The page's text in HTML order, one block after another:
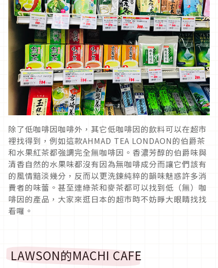
除了低咖啡因咖啡外，其它低咖啡因的飲料可以在超市
裡找得到，例如這款AHMAD TEA LONDAON的伯爵茶
和水果紅茶都強調完全無咖啡因。香濃芳醇的伯爵味與
清香自然的水果味都沒有因為無咖啡成分而讓它們該有
的風情黯淡幾分，反而以更洗鍊純粹的韻味魅惑許多消
費者的味蕾。甚至連綠茶和麥茶都可以找到低（無）咖
啡因的產品，大家來逛日本的超市時不妨睜大眼睛找找
看囉。
LAWSON的MACHI CAFE